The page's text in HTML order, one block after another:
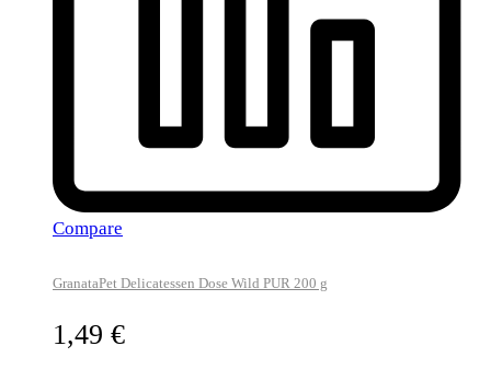
Compare
GranataPet Delicatessen Dose Wild PUR 200 g
1,49 €